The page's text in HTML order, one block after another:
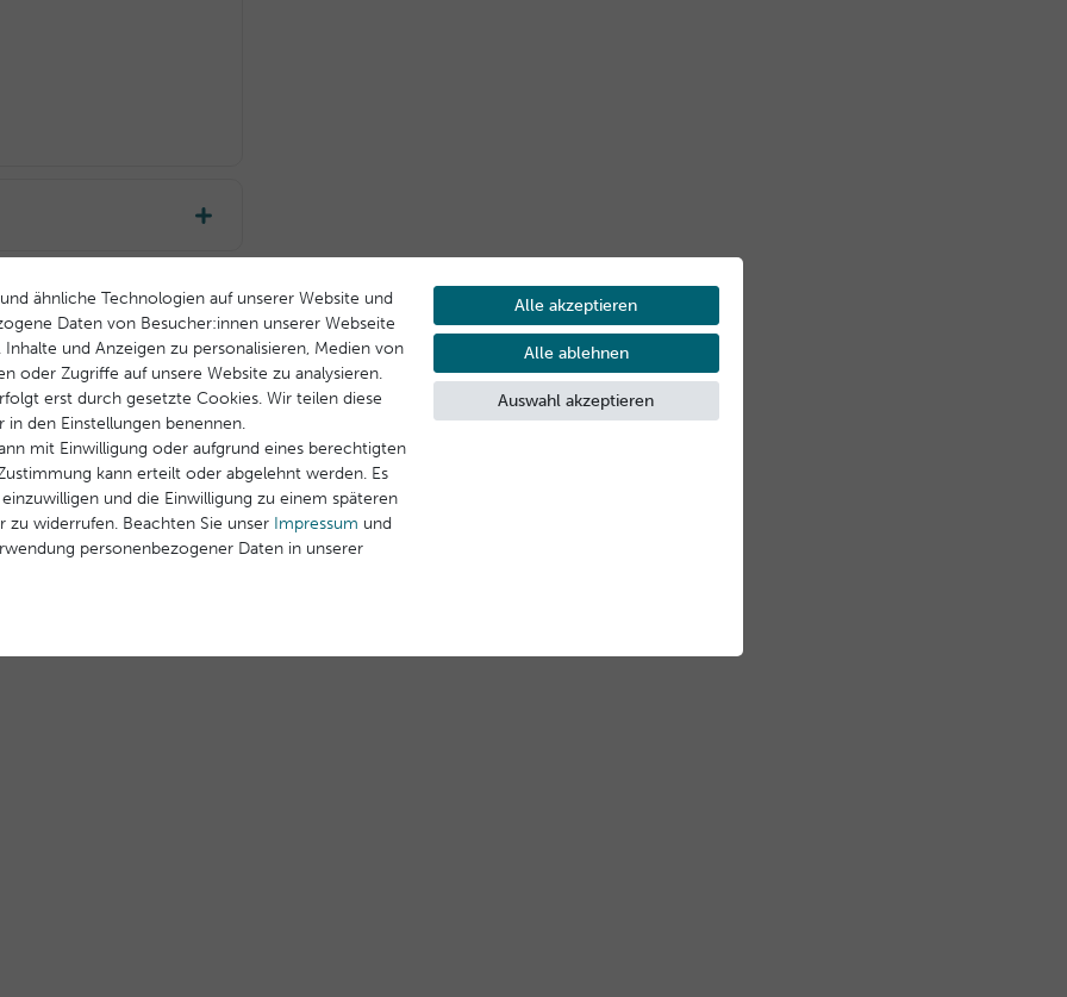
Pflege stärkt die
(Sérum Intensif
und die Haut noch
Alba
Butyrospermum
100 Stearate,
Oil), 1,2-Hexanediol,
Aloe Barbadensis
Hydroxyethyl
Glutamate,
(Candelilla) Wax),
Seed Oil Cetearyl
60, Fucus
00,
Frankreich
ähnliche Technologien auf unserer Website und
Daten von Besucher:innen unserer Webseite
Inhalte und Anzeigen zu personalisieren, Medien von
oder Zugriffe auf unsere Website zu analysieren.
erst durch gesetzte Cookies. Wir teilen diese
den Einstellungen benennen.
mit Einwilligung oder aufgrund eines berechtigten
kann erteilt oder abgelehnt werden. Es
und die Einwilligung zu einem späteren
zu widerrufen. Beachten Sie unser Impressum und
personenbezogener Daten in unserer
Alle akzeptieren
Alle ablehnen
Auswahl akzeptieren